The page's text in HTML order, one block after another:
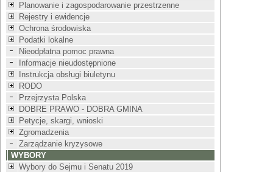
Planowanie i zagospodarowanie przestrzenne
Rejestry i ewidencje
Ochrona środowiska
Podatki lokalne
Nieodpłatna pomoc prawna
Informacje nieudostępnione
Instrukcja obsługi biuletynu
RODO
Przejrzysta Polska
DOBRE PRAWO - DOBRA GMINA
Petycje, skargi, wnioski
Zgromadzenia
Zarządzanie kryzysowe
WYBORY
Wybory do Sejmu i Senatu 2019